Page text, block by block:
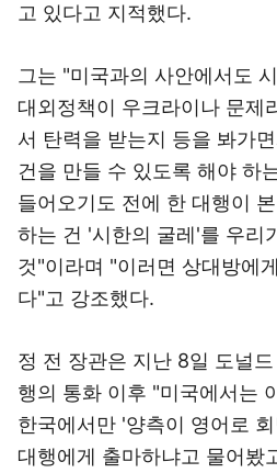
고 있다고 지적했다.
그는 "미국과의 사안에서도
대외정책이 우크라이나 문제
서 탄력을 받는지 등을 봐가
건을 만들 수 있도록 해야 하
들어오기도 전에 한 대행이
하는 건 '시한의 굴레'를 우리
것"이라며 "이러면 상대방에
다"고 강조했다.
정 전 장관은 지난 8일 도널
행의 통화 이후 "미국에서는
한국에서만 '양측이 영어로
대행에게 출마하냐고 물어봤